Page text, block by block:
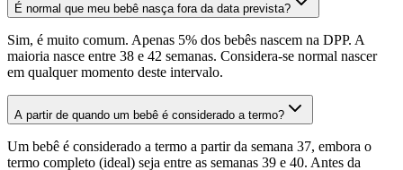
É normal que meu bebê nasça fora da data prevista?
Sim, é muito comum. Apenas 5% dos bebês nascem na DPP. A
maioria nasce entre 38 e 42 semanas. Considera-se normal nascer
em qualquer momento deste intervalo.
A partir de quando um bebê é considerado a termo?
Um bebê é considerado a termo a partir da semana 37, embora o
termo completo (ideal) seja entre as semanas 39 e 40. Antes da